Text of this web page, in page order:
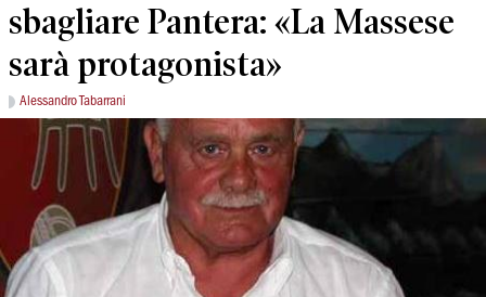
sbagliare Pantera: «La Massese
sarà protagonista»
Alessandro Tabarrani